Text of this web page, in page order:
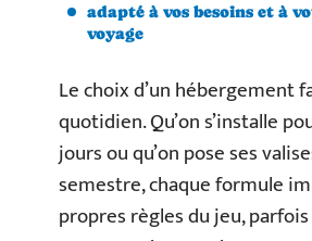
adapté à vos besoins et à
voyage
Le choix d’un hébergement
quotidien. Qu’on s’installe
jours ou qu’on pose ses
semestre, chaque formule
propres règles du jeu,